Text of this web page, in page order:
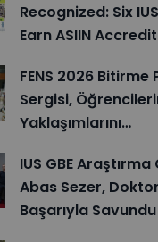
Recognized: Six
Earn ASIIN
FENS 2026 Bitirme
Sergisi,
Yaklaşımlarını…
IUS GBE
Abas Sezer,
Başarıyla Savundu